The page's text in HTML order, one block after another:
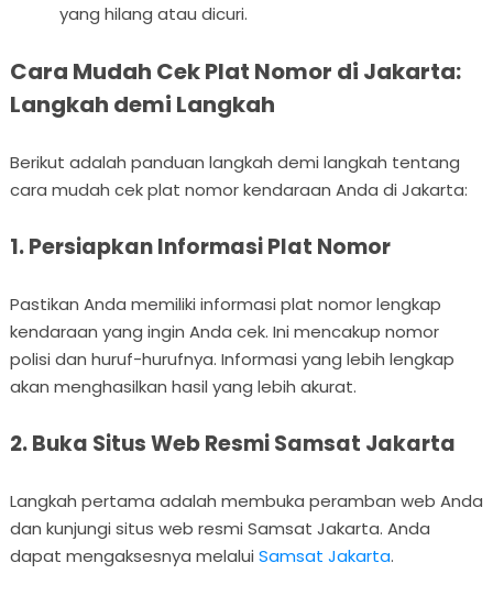
yang hilang atau dicuri.
Cara Mudah Cek Plat Nomor di Jakarta:
Langkah demi Langkah
Berikut adalah panduan langkah demi langkah tentang
cara mudah cek plat nomor kendaraan Anda di Jakarta:
1. Persiapkan Informasi Plat Nomor
Pastikan Anda memiliki informasi plat nomor lengkap
kendaraan yang ingin Anda cek. Ini mencakup nomor
polisi dan huruf-hurufnya. Informasi yang lebih lengkap
akan menghasilkan hasil yang lebih akurat.
2. Buka Situs Web Resmi Samsat Jakarta
Langkah pertama adalah membuka peramban web Anda
dan kunjungi situs web resmi Samsat Jakarta. Anda
dapat mengaksesnya melalui Samsat Jakarta.